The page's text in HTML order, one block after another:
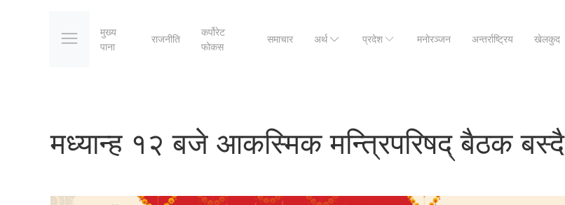
मुख्य
पाना
राजनीति
कर्पोरेट
फोकस
समाचार अर्थ प्रदेश मनोरञ्जन अन्तर्राष्ट्रिय खेलकुद
मध्यान्ह १२ बजे आकस्मिक मन्त्रिपरिषद् बैठक बस्दै